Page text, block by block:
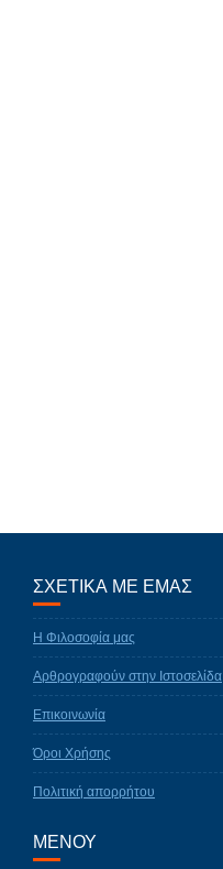
ΣΧΕΤΙΚΑ ΜΕ ΕΜΑΣ
Η Φιλοσοφία μας
Αρθρογραφούν στην Ιστοσελίδα
Επικοινωνία
Όροι Χρήσης
Πολιτική απορρήτου
ΜΕΝΟΥ